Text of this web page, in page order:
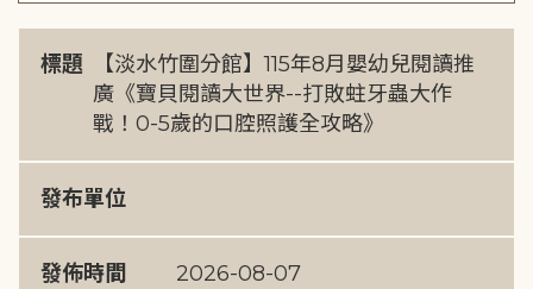
標題
【淡水竹圍分館】115年8月嬰幼兒閱讀推
廣《寶貝閱讀大世界--打敗蛀牙蟲大作
戰！0-5歲的口腔照護全攻略》
發布單位
發佈時間 2026-08-07